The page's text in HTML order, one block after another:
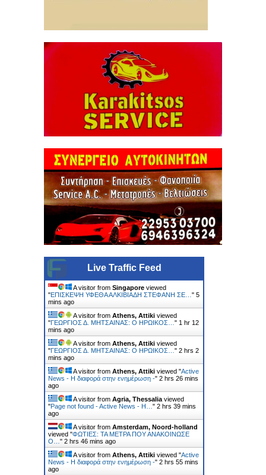
Live Traffic Feed
A visitor from Singapore viewed
"ΕΠΙΣΚΕΨΗ ΥΦΕΘΑ ΑΛΚΙΒΙΑΔΗ ΣΤΕΦΑΝΗ ΣΕ… " 5
mins ago
A visitor from Athens, Attiki viewed
"ΓΕΩΡΓΙΟΣ Δ. ΜΗΤΣΑΙΝΑΣ: Ο ΗΡΩΙΚΟΣ… " 1 hr 12
mins ago
A visitor from Athens, Attiki viewed
"ΓΕΩΡΓΙΟΣ Δ. ΜΗΤΣΑΙΝΑΣ: Ο ΗΡΩΙΚΟΣ… " 2 hrs 2
mins ago
A visitor from Athens, Attiki viewed "Active
News - Η διαφορά στην ενημέρωση -" 2 hrs 26 mins
ago
A visitor from Agria, Thessalia viewed
"Page not found - Active News - Η… " 2 hrs 39 mins
ago
A visitor from Amsterdam, Noord-holland
viewed "ΦΩΤΙΕΣ: ΤΑ ΜΕΤΡΑ ΠΟΥ ΑΝΑΚΟΙΝΩΣΕ
Ο… " 2 hrs 46 mins ago
A visitor from Athens, Attiki viewed "Active
News - Η διαφορά στην ενημέρωση -" 2 hrs 55 mins
ago